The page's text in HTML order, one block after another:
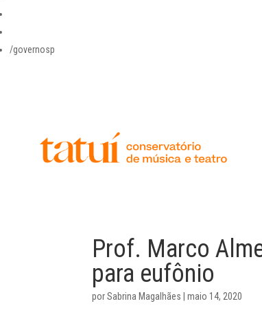
/governosp
Prof. Marco
para eufônio
porSabrina Magalhães |maio 14, 2020